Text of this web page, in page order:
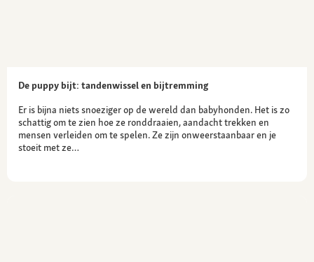
De puppy bijt: tandenwissel en bijtremming
Er is bijna niets snoeziger op de wereld dan babyhonden. Het is zo
schattig om te zien hoe ze ronddraaien, aandacht trekken en
mensen verleiden om te spelen. Ze zijn onweerstaanbaar en je
stoeit met ze…